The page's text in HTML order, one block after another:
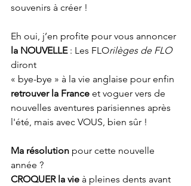
souvenirs à créer !
Eh oui, j’en profite pour vous annoncer
la NOUVELLE : Les FLOrilèges de FLO
diront
« bye-bye » à la vie anglaise pour enfin
retrouver la France et voguer vers de
nouvelles aventures parisiennes après
l'été, mais avec VOUS, bien sûr !
Ma résolution pour cette nouvelle
année ?
CROQUER la vie à pleines dents avant